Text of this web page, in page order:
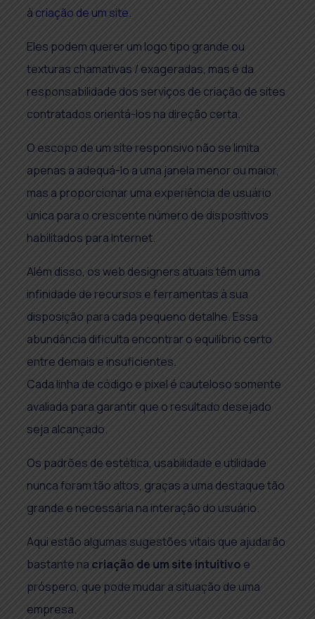
à criação de um site.
Eles podem querer um logo tipo grande ou
texturas chamativas / exageradas, mas é da
responsabilidade dos serviços de criação de sites
contratados orientá-los na direção certa.
O escopo de um site responsivo não se limita
apenas a adequá-lo a uma janela menor ou maior,
mas a proporcionar uma experiência de usuário
única para o crescente número de dispositivos
habilitados para Internet.
Além disso, os web designers atuais têm uma
infinidade de recursos e ferramentas à sua
disposição para cada pequeno detalhe. Essa
abundância dificulta encontrar o equilíbrio certo
entre demais e insuficientes.
Cada linha de código e pixel é cauteloso somente
avaliada para garantir que o resultado desejado
seja alcançado.
Os padrões de estética, usabilidade e utilidade
nunca foram tão altos, graças a uma destaque tão
grande e necessária na interação do usuário.
Aqui estão algumas sugestões vitais que ajudarão
bastante na criação de um site intuitivo e
próspero, que pode mudar a situação de uma
empresa.